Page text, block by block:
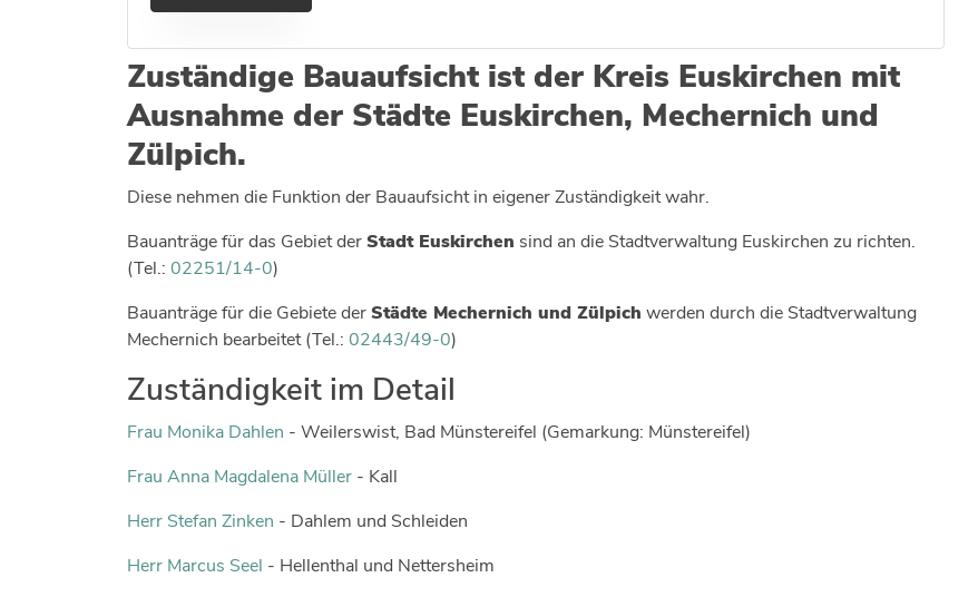
Zuständige Bauaufsicht ist der Kreis Euskirchen mit
Ausnahme der Städte Euskirchen, Mechernich und
Zülpich.
Diese nehmen die Funktion der Bauaufsicht in eigener Zuständigkeit wahr.
Bauanträge für das Gebiet derStadt Euskirchen sind an die Stadtverwaltung Euskirchen zu richten.
(Tel.: 02251/14-0)
Bauanträge für die Gebiete derStädte Mechernich und Zülpich werden durch die Stadtverwaltung
Mechernich bearbeitet (Tel.: 02443/49-0)
Zuständigkeit im Detail
Frau Monika Dahlen - Weilerswist, Bad Münstereifel (Gemarkung: Münstereifel)
Frau Anna Magdalena Müller - Kall
Herr Stefan Zinken - Dahlem und Schleiden
Herr Marcus Seel - Hellenthal und Nettersheim